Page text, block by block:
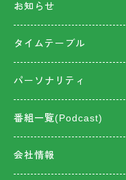
お知らせ
タイムテーブル
パーソナリティ
番組一覧(Podcast)
会社情報